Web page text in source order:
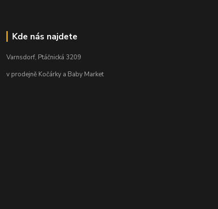
Kde nás najdete
Varnsdorf, Ptáčnická 3209
v prodejně Kočárky a Baby Market